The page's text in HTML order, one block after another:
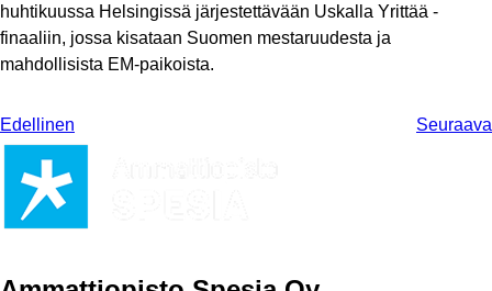
huhtikuussa Helsingissä järjestettävään Uskalla Yrittää -
finaaliin, jossa kisataan Suomen mestaruudesta ja
mahdollisista EM-paikoista.
Edellinen Seuraava